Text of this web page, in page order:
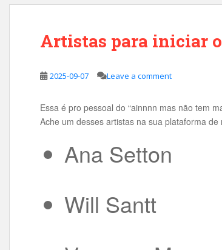
Artistas para iniciar
2025-09-07 Leave a comment
Essa é pro pessoal do “ainnnn mas não tem
Ache um desses artistas na sua plataforma
Ana Setton
Will Santt